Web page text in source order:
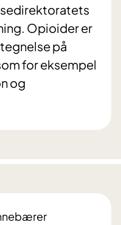
Opioider er
på
for eksempel
og